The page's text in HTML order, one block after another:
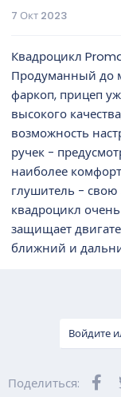
7 Окт 2023
Квадроцикл
Продуманный до
фаркоп, прицеп
высокого
возможность
ручек -
наиболее
глушитель - свою
квадроцикл
защищает
ближний и
Войдите
Поделиться: